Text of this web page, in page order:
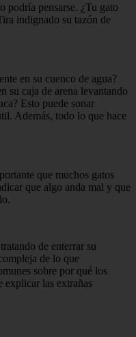
podría pensarse. ¿Tu gato
indignado su tazón de
en su cuenco de agua?
su caja de arena levantando
Esto puede sonar
Además, todo lo que hace
que muchos gatos
que algo anda mal y que
de enterrar su
de lo que
sobre por qué los
explicar las extrañas